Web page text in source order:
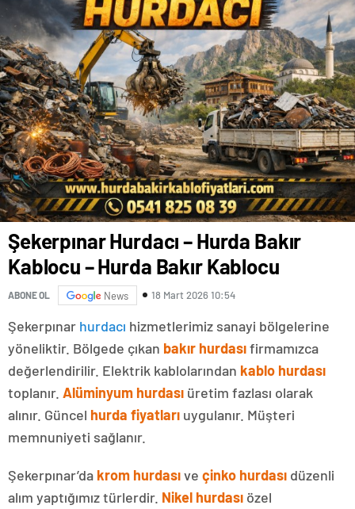
Şekerpınar Hurdacı – Hurda Bakır
Kablocu – Hurda Bakır Kablocu
ABONE OL News 18 Mart 2026 10:54
Şekerpınar hurdacı hizmetlerimiz sanayi bölgelerine
yöneliktir. Bölgede çıkan bakır hurdasıfirmamızca
değerlendirilir. Elektrik kablolarından kablo hurdası
toplanır. Alüminyum hurdası üretim fazlası olarak
alınır. Güncel hurda fiyatları uygulanır. Müşteri
memnuniyeti sağlanır.
Şekerpınar’da krom hurdasıve çinko hurdası düzenli
alım yaptığımız türlerdir. Nikel hurdası özel